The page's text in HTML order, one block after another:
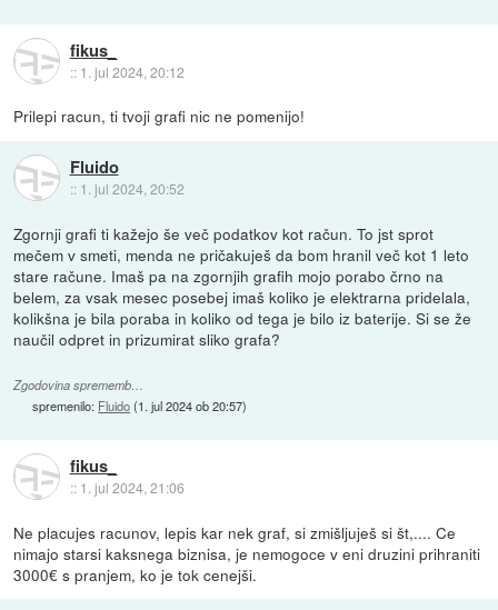
fikus_
:: 1. jul 2024, 20:12
Prilepi racun, ti tvoji grafi nic ne pomenijo!
Fluido
:: 1. jul 2024, 20:52
Zgornji grafi ti kažejo še več podatkov kot račun. To jst sprot
mečem v smeti, menda ne pričakuješ da bom hranil več kot 1 leto
stare račune. Imaš pa na zgornjih grafih mojo porabo črno na
belem, za vsak mesec posebej imaš koliko je elektrarna pridelala,
kolikšna je bila poraba in koliko od tega je bilo iz baterije. Si se že
naučil odpret in prizumirat sliko grafa?
Zgodovina sprememb…
spremenilo: Fluido(1. jul 2024 ob 20:57)
fikus_
:: 1. jul 2024, 21:06
Ne placujes racunov, lepis kar nek graf, si zmišljuješ si št,.... Ce
nimajo starsi kaksnega biznisa, je nemogoce v eni druzini prihraniti
3000€ s pranjem, ko je tok cenejši.